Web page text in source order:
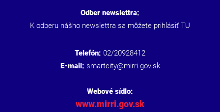
Odber newslettra:
K odberu nášho newslettra sa môžete prihlásiť TU
Telefón: 02/20928412
E-mail: smartcity@mirri.gov.sk
Webové sídlo:
www.mirri.gov.sk